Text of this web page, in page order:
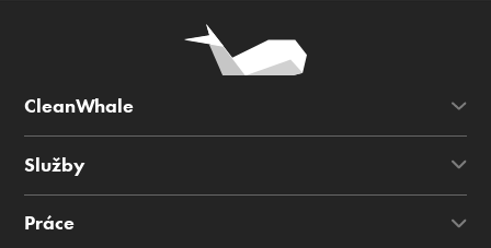
CleanWhale
Služby
Práce